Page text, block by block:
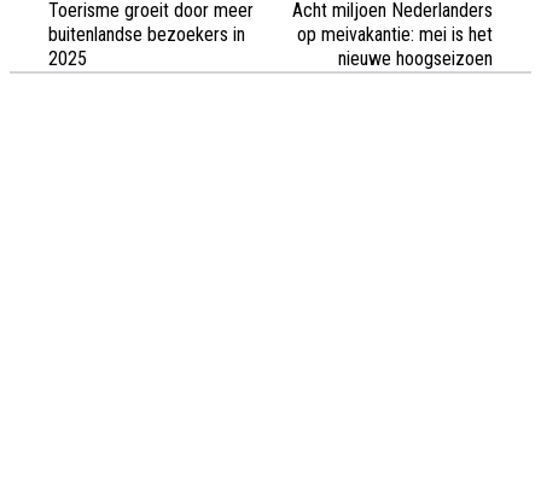
Toerisme groeit door meer
buitenlandse bezoekers in
2025
Acht miljoen Nederlanders
op meivakantie: mei is het
nieuwe hoogseizoen